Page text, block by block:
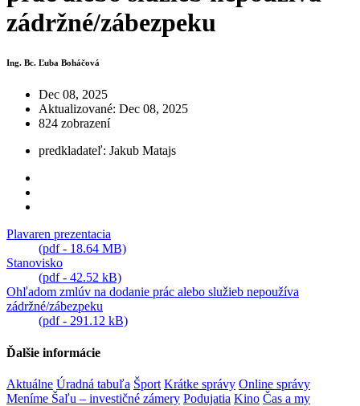
zádržné/zábezpeku
Ing. Bc. Ľuba Boháčová
Dec 08, 2025
Aktualizované: Dec 08, 2025
824 zobrazení
predkladateľ: Jakub Matajs
Plavaren prezentacia
(pdf - 18.64 MB)
Stanovisko
(pdf - 42.52 kB)
Ohľadom zmlúv na dodanie prác alebo služieb nepoužíva
zádržné/zábezpeku
(pdf - 291.12 kB)
Ďalšie informácie
Aktuálne Úradná tabuľa Šport Krátke správy Online správy
Meníme Šaľu – investičné zámery Podujatia Kino Čas a my